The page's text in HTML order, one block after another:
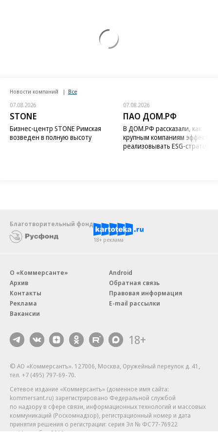
Новости компаний Все
07.08.2026
STONE
Бизнес-центр STONE Римская
возведен в полную высоту
07.08.2026
ПАО ДОМ.РФ
В ДОМ.РФ рассказали, как
крупным компаниям
реализовывать ESG-стратегию
Благотворительный фонд
18+ реклама
О «Коммерсанте»
Архив
Контакты
Реклама
Вакансии
Android
Обратная связь
Правовая информация
E-mail рассылки
18+
© АО «Коммерсантъ». 127006, Москва, Оружейный переулок д. 41,
тел. +7 (495) 797-69-70.
Сетевое издание «Коммерсантъ» (доменное имя сайта:
kommersant.ru) зарегистрировано Федеральной службой
по надзору в сфере связи, информационных технологий и массовых
коммуникаций (Роскомнадзор), регистрационный номер и дата
принятия решения о регистрации: серия Эл № ФС77-76922
от 11 октября 2019 г.